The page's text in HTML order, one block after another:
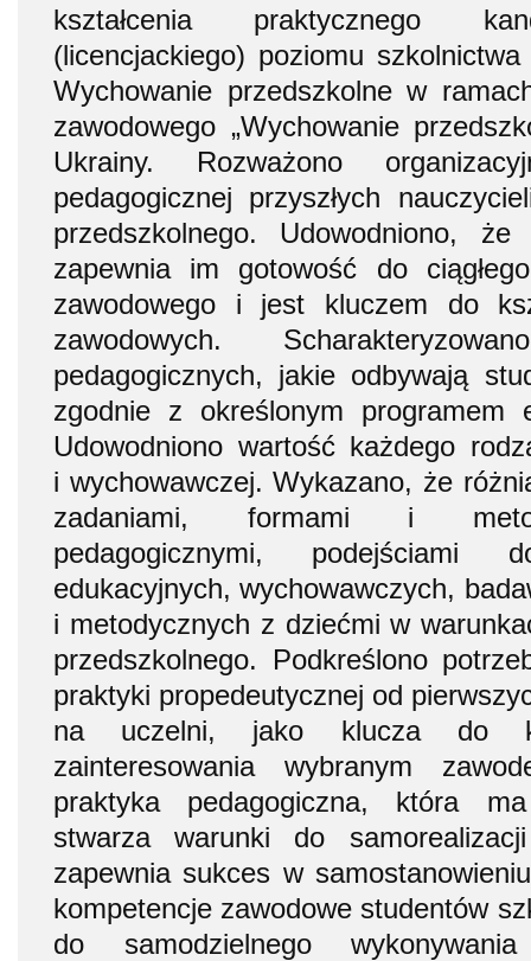
kształcenia praktycznego
(licencjackiego) poziomu
Wychowanie przedszkolne w
zawodowego „Wychowanie
Ukrainy. Rozważono
pedagogicznej przyszłych
przedszkolnego. Udowodniono, że
zapewnia im gotowość do
zawodowego i jest kluczem do
zawodowych.
pedagogicznych, jakie odbywają
zgodnie z określonym programem
Udowodniono wartość każdego
i wychowawczej. Wykazano, że
zadaniami, formami i
pedagogicznymi, podejściami
edukacyjnych, wychowawczych,
i metodycznych z dziećmi w
przedszkolnego. Podkreślono
praktyki propedeutycznej od
na uczelni, jako klucza do
zainteresowania wybranym
praktyka pedagogiczna, która
stwarza warunki do
zapewnia sukces w
kompetencje zawodowe studentów
do samodzielnego